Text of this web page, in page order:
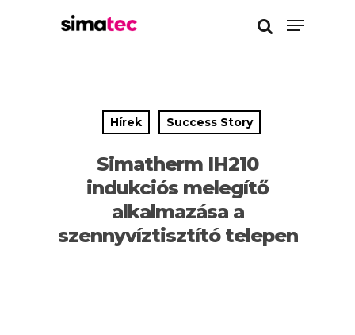
Hírek Success Story
Simatherm IH210
indukciós melegítő
alkalmazása a
szennyvíztisztító telepen